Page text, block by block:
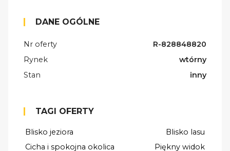
DANE OGÓLNE
Nr oferty
R-828848820
Rynek
wtórny
Stan
inny
TAGI OFERTY
Blisko jeziora
Blisko lasu
Cicha i spokojna okolica
Piękny widok